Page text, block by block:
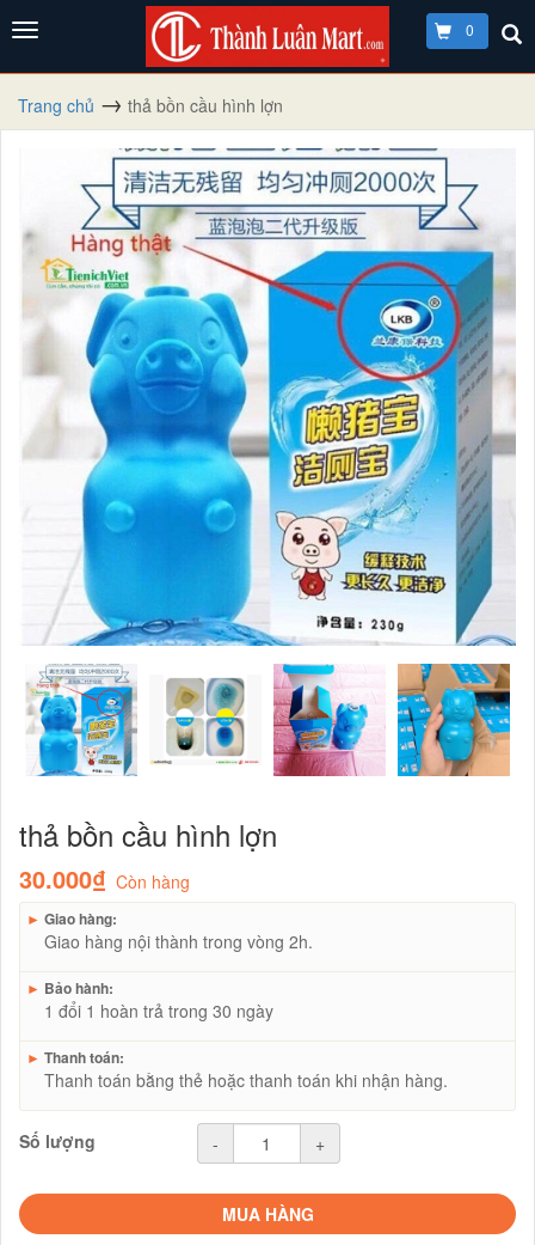
0
Trang chủ thả bồn cầu hình lợn
thả bồn cầu hình lợn
30.000₫ Còn hàng
► Giao hàng:
Giao hàng nội thành trong vòng 2h.
► Bảo hành:
1 đổi 1 hoàn trả trong 30 ngày
► Thanh toán:
Thanh toán bằng thẻ hoặc thanh toán khi nhận hàng.
Số lượng - +
MUA HÀNG